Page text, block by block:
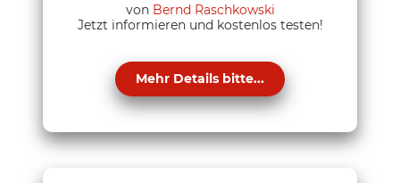
von Bernd Raschkowski
Jetzt informieren und kostenlos testen!
Mehr Details bitte...